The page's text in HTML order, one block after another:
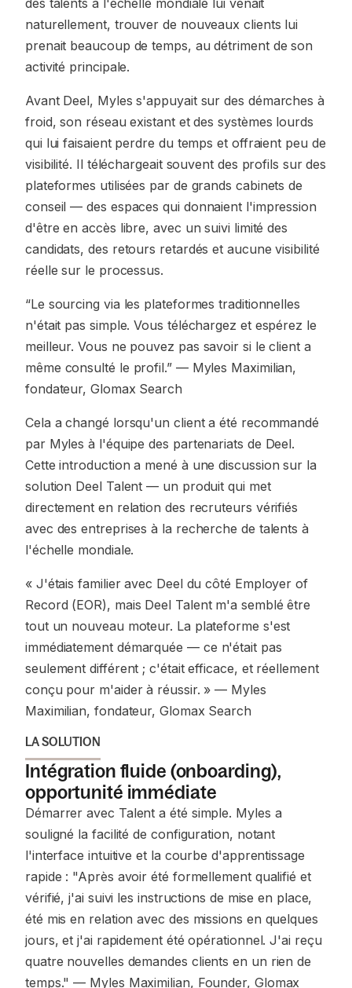
des talents à l'échelle mondiale lui venait
naturellement, trouver de nouveaux clients lui
prenait beaucoup de temps, au détriment de son
activité principale.
Avant Deel, Myles s'appuyait sur des démarches à
froid, son réseau existant et des systèmes lourds
qui lui faisaient perdre du temps et offraient peu de
visibilité. Il téléchargeait souvent des profils sur des
plateformes utilisées par de grands cabinets de
conseil — des espaces qui donnaient l'impression
d'être en accès libre, avec un suivi limité des
candidats, des retours retardés et aucune visibilité
réelle sur le processus.
“Le sourcing via les plateformes traditionnelles
n'était pas simple. Vous téléchargez et espérez le
meilleur. Vous ne pouvez pas savoir si le client a
même consulté le profil.”— Myles Maximilian,
fondateur, Glomax Search
Cela a changé lorsqu'un client a été recommandé
par Myles à l'équipe des partenariats de Deel.
Cette introduction a mené à une discussion sur la
solution Deel Talent — un produit qui met
directement en relation des recruteurs vérifiés
avec des entreprises à la recherche de talents à
l'échelle mondiale.
« J'étais familier avec Deel du côté Employer of
Record (EOR), mais Deel Talent m'a semblé être
tout un nouveau moteur. La plateforme s'est
immédiatement démarquée — ce n'était pas
seulement différent ; c'était efficace, et réellement
conçu pour m'aider à réussir. » — Myles
Maximilian, fondateur, Glomax Search
LA SOLUTION
Intégration fluide (onboarding),
opportunité immédiate
Démarrer avec Talent a été simple. Myles a
souligné la facilité de configuration, notant
l'interface intuitive et la courbe d'apprentissage
rapide : "Après avoir été formellement qualifié et
vérifié, j'ai suivi les instructions de mise en place,
été mis en relation avec des missions en quelques
jours, et j'ai rapidement été opérationnel. J'ai reçu
quatre nouvelles demandes clients en un rien de
temps." — Myles Maximilian, Founder, Glomax